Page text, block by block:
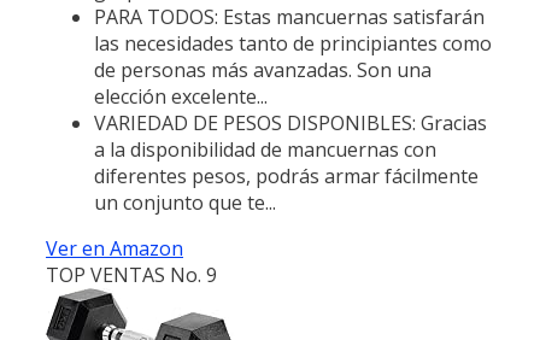
PARA TODOS: Estas mancuernas satisfarán
las necesidades tanto de principiantes como
de personas más avanzadas. Son una
elección excelente...
VARIEDAD DE PESOS DISPONIBLES: Gracias
a la disponibilidad de mancuernas con
diferentes pesos, podrás armar fácilmente
un conjunto que te...
Ver en Amazon
TOP VENTAS No. 9